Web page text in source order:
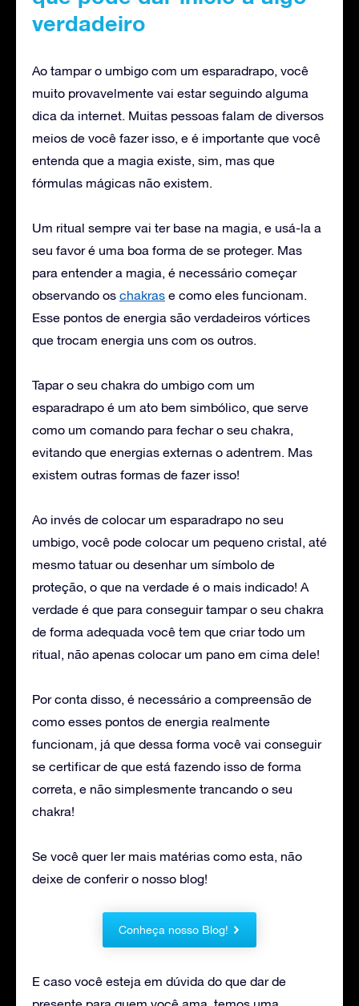
verdadeiro
Ao tampar o umbigo com um esparadrapo, você
muito provavelmente vai estar seguindo alguma
dica da internet. Muitas pessoas falam de diversos
meios de você fazer isso, e é importante que você
entenda que a magia existe, sim, mas que
fórmulas mágicas não existem.
Um ritual sempre vai ter base na magia, e usá-la a
seu favor é uma boa forma de se proteger. Mas
para entender a magia, é necessário começar
observando os chakras e como eles funcionam.
Esse pontos de energia são verdadeiros vórtices
que trocam energia uns com os outros.
Tapar o seu chakra do umbigo com um
esparadrapo é um ato bem simbólico, que serve
como um comando para fechar o seu chakra,
evitando que energias externas o adentrem. Mas
existem outras formas de fazer isso!
Ao invés de colocar um esparadrapo no seu
umbigo, você pode colocar um pequeno cristal, até
mesmo tatuar ou desenhar um símbolo de
proteção, o que na verdade é o mais indicado! A
verdade é que para conseguir tampar o seu chakra
de forma adequada você tem que criar todo um
ritual, não apenas colocar um pano em cima dele!
Por conta disso, é necessário a compreensão de
como esses pontos de energia realmente
funcionam, já que dessa forma você vai conseguir
se certificar de que está fazendo isso de forma
correta, e não simplesmente trancando o seu
chakra!
Se você quer ler mais matérias como esta, não
deixe de conferir o nosso blog!
Conheça nosso Blog!
E caso você esteja em dúvida do que dar de